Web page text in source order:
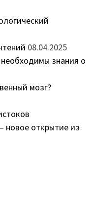
08.04.2025
знания о
мозг?
новое открытие из